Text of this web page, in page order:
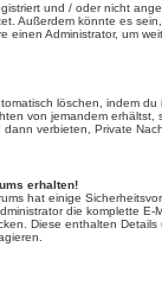
und / oder nicht
Außerdem könnte es
einen Administrator, um
löschen, indem
von jemandem erhältst,
verbieten, Private
erhalten!
hat einige
die komplette
Diese enthalten